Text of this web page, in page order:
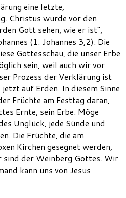
eine letzte,
Christus wurde vor den
Gott sehen, wie er ist“,
(1. Johannes 3,2). Die
Gottesschau, die unser Erbe
sein, weil auch wir vor
Prozess der Verklärung ist
auf Erden. In diesem Sinne
Früchte am Festtag daran,
Ernte, sein Erbe. Möge
Unglück, jede Sünde und
Die Früchte, die am
Kirchen gesegnet werden,
der Weinberg Gottes. Wir
kann uns von Jesus